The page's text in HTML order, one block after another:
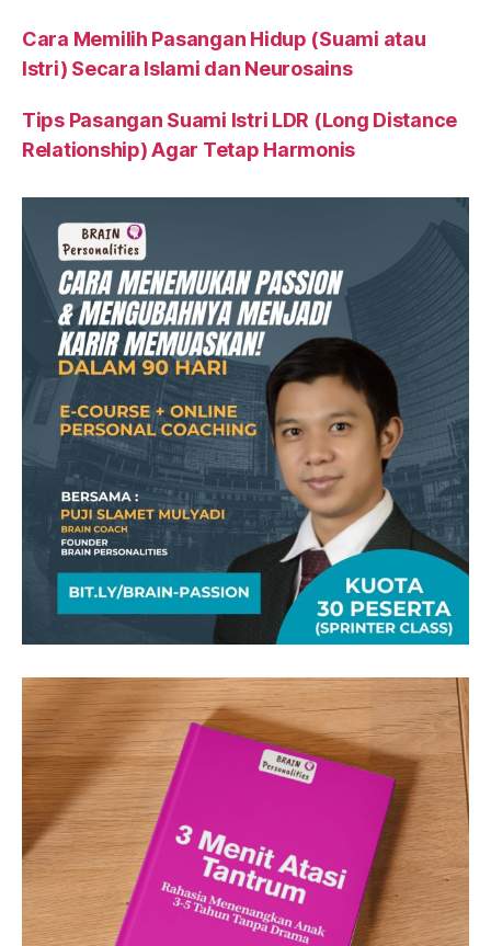
Cara Memilih Pasangan Hidup (Suami atau
Istri) Secara Islami dan Neurosains
Tips Pasangan Suami Istri LDR (Long Distance
Relationship) Agar Tetap Harmonis